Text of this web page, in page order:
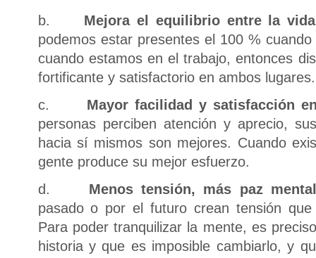
b. Mejora el equilibrio entre la
podemos estar presentes el 100 %
cuando estamos en el trabajo, entonces
fortificante y satisfactorio en ambos lugares.
c. Mayor facilidad y satisfacción
personas perciben atención y aprecio,
hacia sí mismos son mejores. Cuando
gente produce su mejor esfuerzo.
d. Menos tensión, más paz mental
pasado o por el futuro crean tensión
Para poder tranquilizar la mente, es
historia y que es imposible cambiarlo, y